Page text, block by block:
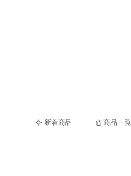
新着商品 商品一覧